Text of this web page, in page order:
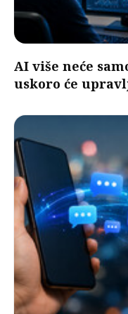
AI više neće
uskoro će